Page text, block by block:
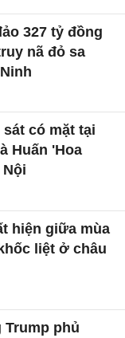
327 tỷ đồng
nã đỏ sa
sát có mặt tại
Huấn 'Hoa
hiện giữa mùa
liệt ở châu
Trump phủ